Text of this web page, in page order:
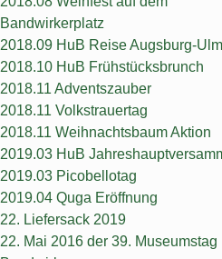
Bandwirkerplatz
2018.09 HuB Reise Augsburg-Ulm
2018.10 HuB Frühstücksbrunch
2018.11 Adventszauber
2018.11 Volkstrauertag
2018.11 Weihnachtsbaum Aktion
2019.03 HuB
2019.03 Picobellotag
2019.04 Quga Eröffnung
22. Liefersack 2019
22. Mai 2016 der 39. Museumstag